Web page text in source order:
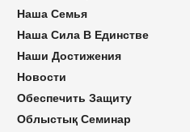
Наша Семья
Наша Сила В Единстве
Наши Достижения
Новости
Обеспечить Защиту
Облыстық Семинар